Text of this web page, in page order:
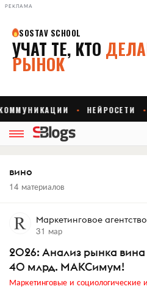
РЕКЛАМА
вино
14 материалов
Маркетинговое
31 мар
2026: Анализ рынка
40 млрд. МАКСимум!
Маркетинговые и социологические